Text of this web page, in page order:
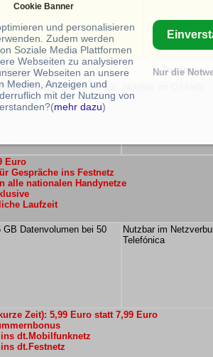
Zugänge:
GB Daten-Flatrate bei 50
Euro
Gespräche ins Festnetz
alle nationalen Handynetze
Laufzeit
Datenvolumen bei 50
Nutzbar im
Telefónica
Zeit): 5,99 Euro statt 7,99 Euro
dt.Mobilfunknetz
dt.Festnetz
Cookie Banner
und personalisieren
Zudem werden
Soziale Media Plattformen
Webseiten zu analysieren
Webseiten an unsere
Medien, Anzeigen und
mit der Nutzung von
mehr dazu)
Nur die